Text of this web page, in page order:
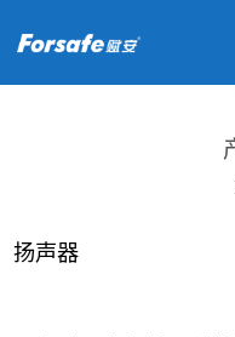
扬声器